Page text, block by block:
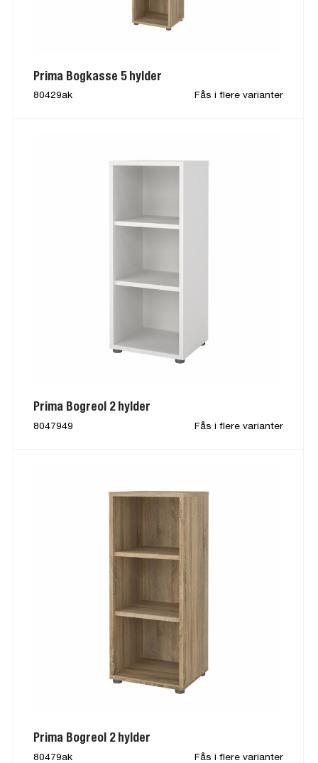
Prima Bogkasse 5 hylder
80429ak Fås i flere varianter
Prima Bogreol 2 hylder
8047949 Fås i flere varianter
Prima Bogreol 2 hylder
80479ak Fås i flere varianter